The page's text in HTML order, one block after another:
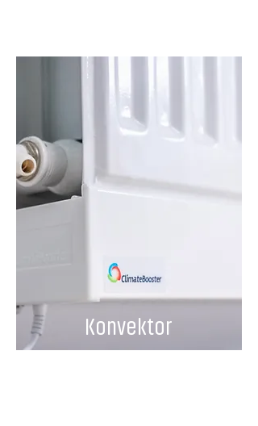
Konvektor
Pro Wand